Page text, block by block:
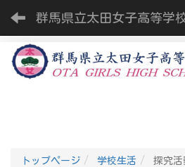
群馬県立太田女子高等学
トップページ 学校生活 探究活